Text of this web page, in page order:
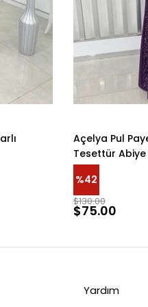
Açelya Pul
Tesettür
%42
$75.00
$130.00
Yardım